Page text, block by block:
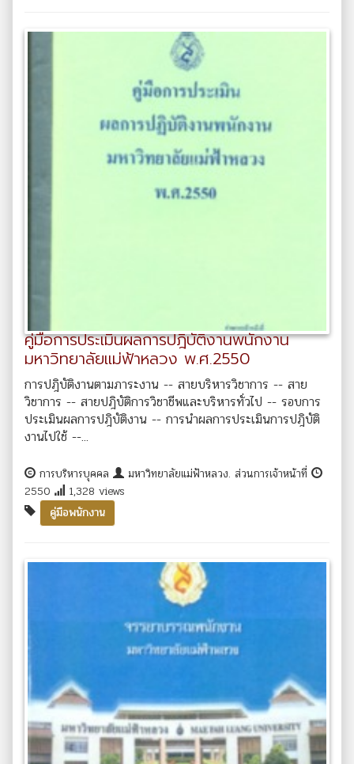
คู่มือการประเมินผลการปฎิบัติงานพนักงาน
มหาวิทยาลัยแม่ฟ้าหลวง พ.ศ.2550
การปฎิบัติงานตามภาระงาน -- สายบริหารวิชาการ -- สาย
วิชาการ -- สายปฎิบัติการวิชาชีพและบริหารทั่วไป -- รอบการ
ประเมินผลการปฎิบัติงาน -- การนำผลการประเมินการปฎิบัติ
งานไปใช้ --...
การบริหารบุคคล
มหาวิทยาลัยแม่ฟ้าหลวง. ส่วนการเจ้าหน้าที่
2550
1,328 views
คู่มือพนักงาน